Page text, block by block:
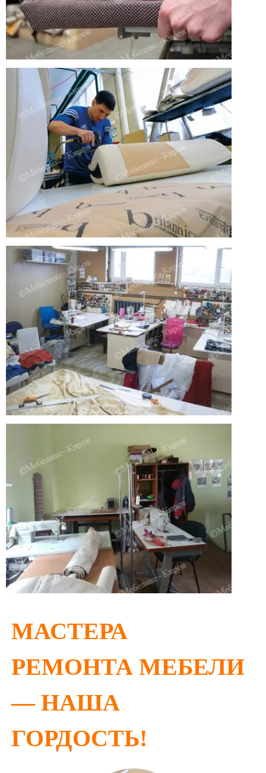
МАСТЕРА
РЕМОНТА МЕБЕЛИ
— НАША
ГОРДОСТЬ!